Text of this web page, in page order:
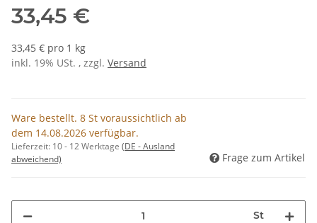
33,45 €
33,45 € pro 1 kg
inkl. 19% USt. , zzgl. Versand
Ware bestellt. 8 St voraussichtlich ab
dem 14.08.2026 verfügbar.
Lieferzeit: 10 - 12 Werktage (DE - Ausland
abweichend)
Frage zum Artikel
St